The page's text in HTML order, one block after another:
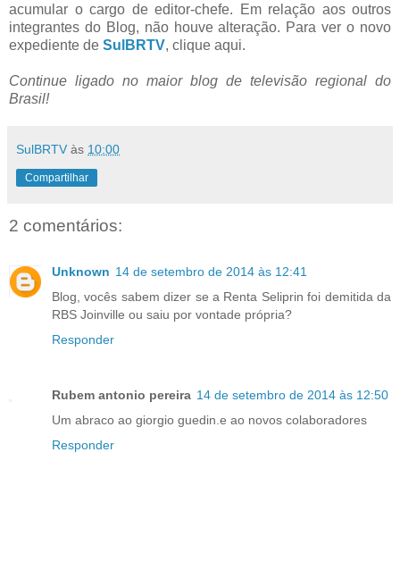
acumular o cargo de editor-chefe. Em relação aos outros
integrantes do Blog, não houve alteração. Para ver o novo
expediente de SulBRTV, clique aqui.
Continue ligado no maior blog de televisão regional do
Brasil!
SulBRTV às 10:00
Compartilhar
2 comentários:
Unknown 14 de setembro de 2014 às 12:41
Blog, vocês sabem dizer se a Renta Seliprin foi demitida da
RBS Joinville ou saiu por vontade própria?
Responder
Rubem antonio pereira 14 de setembro de 2014 às 12:50
Um abraco ao giorgio guedin.e ao novos colaboradores
Responder